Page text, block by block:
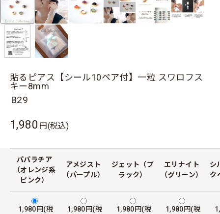
貼るピアス【シール10ペア付】一粒 スワロフス
キー8mm
B29
1,980 円(税込)
パパラチア
（オレンジ系
ピンク）
アメジスト
（パープル）
ジェット（ブ
ラック）
エリナイト
（グリーン）
シ
ク
1,980円(税
1,980円(税
1,980円(税
1,980円(税